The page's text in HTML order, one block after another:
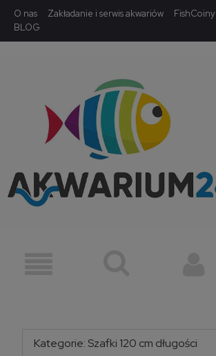
O nas Zakładanie i serwis akwariów FishCoiny
BLOG
Kategorie: Szafki 120 cm długości